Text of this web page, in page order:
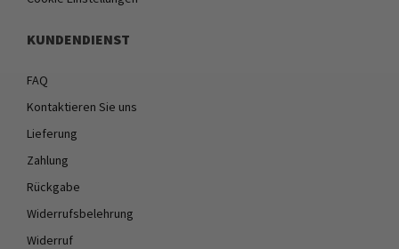
KUNDENDIENST
FAQ
Kontaktieren Sie uns
Lieferung
Zahlung
Rückgabe
Widerrufsbelehrung
Widerruf